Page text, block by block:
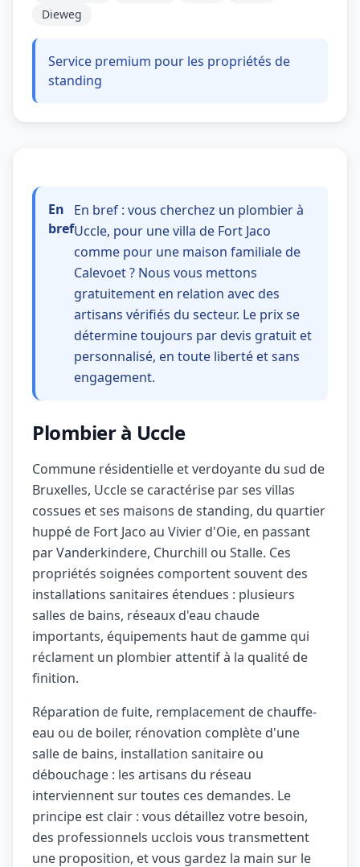
Dieweg
Service premium pour les propriétés de
standing
En
bref
En bref : vous cherchez un plombier à
Uccle, pour une villa de Fort Jaco
comme pour une maison familiale de
Calevoet ? Nous vous mettons
gratuitement en relation avec des
artisans vérifiés du secteur. Le prix se
détermine toujours par devis gratuit et
personnalisé, en toute liberté et sans
engagement.
Plombier à Uccle
Commune résidentielle et verdoyante du sud de
Bruxelles, Uccle se caractérise par ses villas
cossues et ses maisons de standing, du quartier
huppé de Fort Jaco au Vivier d'Oie, en passant
par Vanderkindere, Churchill ou Stalle. Ces
propriétés soignées comportent souvent des
installations sanitaires étendues : plusieurs
salles de bains, réseaux d'eau chaude
importants, équipements haut de gamme qui
réclament un plombier attentif à la qualité de
finition.
Réparation de fuite, remplacement de chauffe-
eau ou de boiler, rénovation complète d'une
salle de bains, installation sanitaire ou
débouchage : les artisans du réseau
interviennent sur toutes ces demandes. Le
principe est clair : vous détaillez votre besoin,
des professionnels ucclois vous transmettent
une proposition, et vous gardez la main sur le